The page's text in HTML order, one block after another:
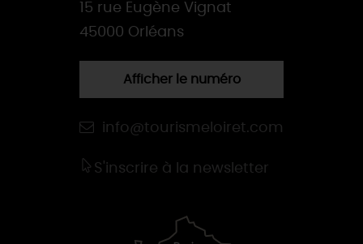
15 rue Eugène Vignat
45000 Orléans
Afficher le numéro
info@tourismeloiret.com
S'inscrire à la newsletter